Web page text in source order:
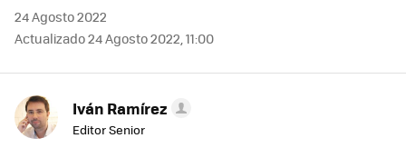
24 Agosto 2022
Actualizado 24 Agosto 2022, 11:00
Iván Ramírez
Editor Senior